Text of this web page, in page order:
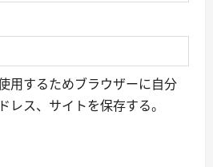
用するためブラウザーに自分
レス、サイトを保存する。